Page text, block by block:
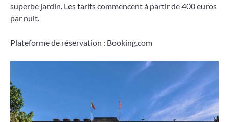
superbe jardin. Les tarifs commencent à partir de 400 euros
par nuit.
Plateforme de réservation : Booking.com